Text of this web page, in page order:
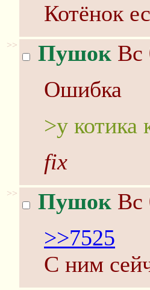
Котёнок
>> Пушок Вс
Ошибка
>у котика
fix
>> Пушок Вс
>>7525
С ним